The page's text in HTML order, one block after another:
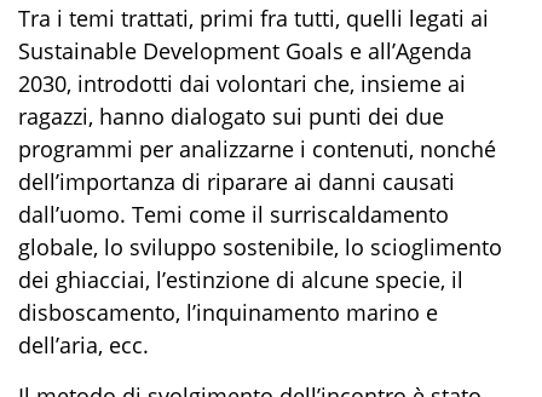
Tra i temi trattati, primi fra tutti, quelli legati ai
Sustainable Development Goals e all’Agenda
2030, introdotti dai volontari che, insieme ai
ragazzi, hanno dialogato sui punti dei due
programmi per analizzarne i contenuti, nonché
dell’importanza di riparare ai danni causati
dall’uomo. Temi come il surriscaldamento
globale, lo sviluppo sostenibile, lo scioglimento
dei ghiacciai, l’estinzione di alcune specie, il
disboscamento, l’inquinamento marino e
dell’aria, ecc.